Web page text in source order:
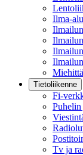
Ilma-
Tietoliikenne
Fi-
Puhelin
Tv ja